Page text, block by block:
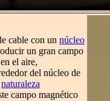
cable con un núcleo
un gran campo
el aire,
del núcleo de
naturaleza
campo magnético